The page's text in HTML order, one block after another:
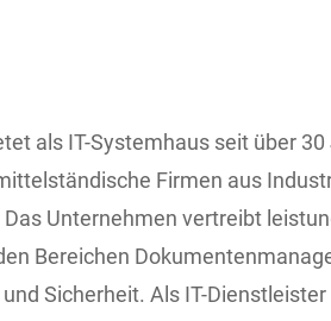
als IT-Systemhaus seit über 30
Firmen aus
Unternehmen vertreibt
Bereichen
Sicherheit. Als IT-Dienstleister